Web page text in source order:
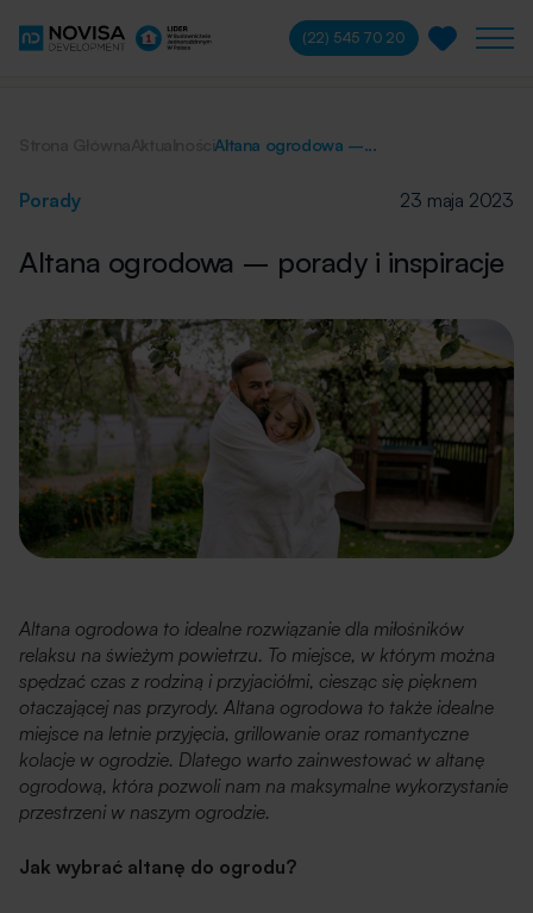
(22) 545 70 20
AktualnościAltana ogrodowa –...
Porady 23 maja 2023
Altana ogrodowa – porady i inspiracje
Altana ogrodowa to idealne rozwiązanie dla miłośników
relaksu na świeżym powietrzu. To miejsce, w którym można
spędzać czas z rodziną i przyjaciółmi, ciesząc się pięknem
otaczającej nas przyrody. Altana ogrodowa to także idealne
miejsce na letnie przyjęcia, grillowanie oraz romantyczne
kolacje w ogrodzie. Dlatego warto zainwestować w altanę
ogrodową, która pozwoli nam na maksymalne wykorzystanie
przestrzeni w naszym ogrodzie.
Jak wybrać altanę do ogrodu?